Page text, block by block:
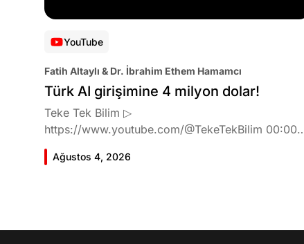
YouTube
Fatih Altaylı & Dr. İbrahim Ethem Hamamcı
Türk AI girişimine 4 milyon dolar!
Teke Tek Bilim ▷
https://www.youtube.com/@TekeTekBilim 00:00
Giriş 01:51 İbrahim Ethem Hamamcı kimdir ve
akademik çalışmaları neler? 10:54 Kendi şirketlerini
geliştirmeyi amaçlıyorlar? 16:33 Yapmaya
Ağustos 4, 2026